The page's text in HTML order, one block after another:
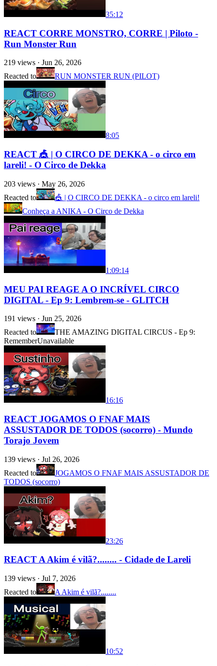
35:12
REACT CORRE MONSTRO, CORRE | Piloto -
Run Monster Run
219 views · Jun 26, 2026
Reacted to
RUN MONSTER RUN (PILOT)
8:05
REACT 🎪 | O CIRCO DE DEKKA - o circo em
lareli! - O Circo de Dekka
203 views · May 26, 2026
Reacted to
🎪 | O CIRCO DE DEKKA - o circo em lareli!
Conheça a ANIKA - O Circo de Dekka
1:09:14
MEU PAI REAGE A O INCRÍVEL CIRCO
DIGITAL - Ep 9: Lembrem-se - GLITCH
191 views · Jun 25, 2026
Reacted to
THE AMAZING DIGITAL CIRCUS - Ep 9:
RememberUnavailable
16:16
REACT JOGAMOS O FNAF MAIS
ASSUSTADOR DE TODOS (socorro) - Mundo
Torajo Jovem
139 views · Jul 26, 2026
Reacted to
JOGAMOS O FNAF MAIS ASSUSTADOR DE
TODOS (socorro)
23:26
REACT A Akim é vilã?........ - Cidade de Lareli
139 views · Jul 7, 2026
Reacted to
A Akim é vilã?........
10:52